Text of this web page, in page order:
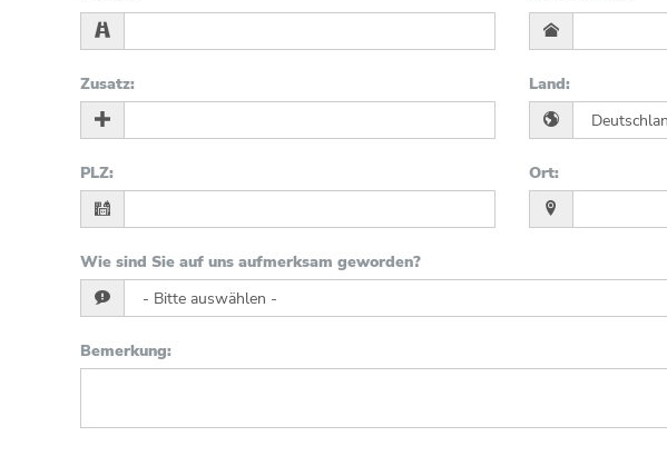
Zusatz: Land:
PLZ: Ort:
Wie sind Sie auf uns aufmerksam geworden?
Bemerkung: